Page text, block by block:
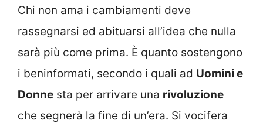
Chi non ama i cambiamenti deve
rassegnarsi ed abituarsi all’idea che nulla
sarà più come prima. È quanto sostengono
i beninformati, secondo i quali ad Uomini e
Donne sta per arrivare una rivoluzione
che segnerà la fine di un’era. Si vocifera